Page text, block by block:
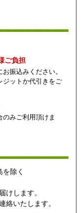
ご負担
振込みください。
ットか代引きをご
みご利用頂けま
除く
けします。
いたします。